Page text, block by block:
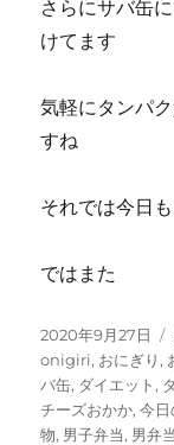
さらにサバ缶
けてます
気軽にタンパ
すね
それでは今日
ではまた
投
稿
日:
2020年9月27日
onigiri, おにぎり ,
バ缶, ダイエット ,
チーズおかか,今日
物, 男子弁当, 男弁当